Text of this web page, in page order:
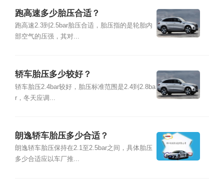
跑高速多少胎压合适？
跑高速2.3到2.5bar胎压合适，胎压指的是轮胎内
部空气的压强，其对...
轿车胎压多少较好？
轿车胎压2.4bar较好，胎压标准范围是2.4到2.8ba
r，冬天应调...
朗逸轿车胎压多少合适？
朗逸轿车胎压保持在2.1至2.5bar之间，具体胎压
多少合适应以车厂推...